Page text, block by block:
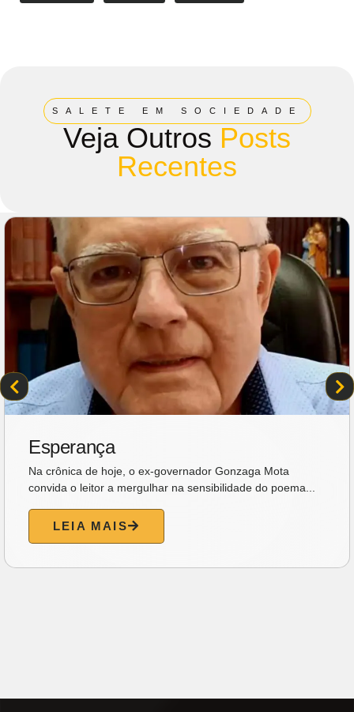
SALETE EM SOCIEDADE
Veja Outros Posts
Recentes
Esperança
Na crônica de hoje, o ex-governador Gonzaga Mota
convida o leitor a mergulhar na sensibilidade do poema...
LEIA MAIS